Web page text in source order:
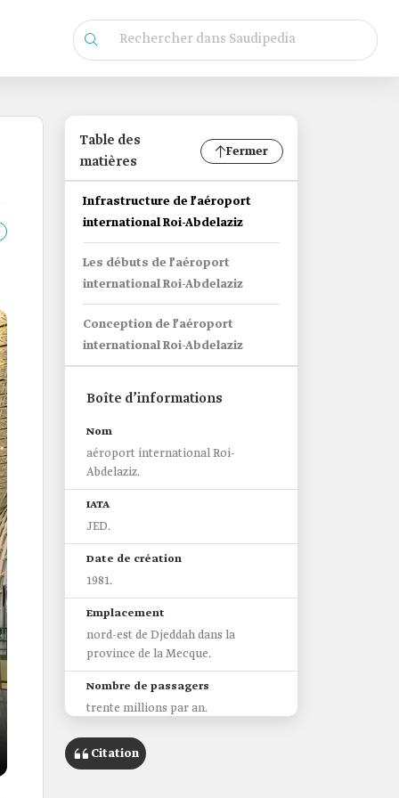
Table des
matières
Fermer
Infrastructure de l’aéroport
international Roi-Abdelaziz
Les débuts de l’aéroport
international Roi-Abdelaziz
Conception de l’aéroport
international Roi-Abdelaziz
Boîte d’informations
Nom
aéroport international Roi-
Abdelaziz.
IATA
JED.
Date de création
1981.
Emplacement
nord-est de Djeddah dans la
province de la Mecque.
Nombre de passagers
trente millions par an.
Caractéristiques de l'aéroport
l'un des principaux aéroports du
Citation